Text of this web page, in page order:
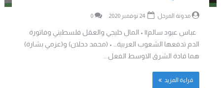
مدونة المرجل 0
عباس عبود سالم|| • المال خليجي والعقل فلسطيني وفاتورة
الدم تدفعها الشعوب العربية… • (محمد دحلان) و(عزمي بشارة)
هما قادة الشرق الاوسط الفعل...
قراءة المزيد